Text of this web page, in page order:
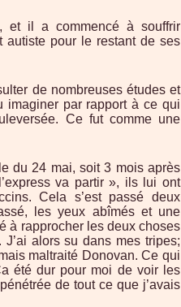
et il a commencé à souffrir
autiste pour le restant de ses
de nombreuses études et
imaginer par rapport à ce qui
Ce fut comme une
du 24 mai, soit 3 mois après
va partir », ils lui ont
Cela s’est passé deux
les yeux abîmés et une
à rapprocher les deux choses
alors su dans mes tripes;
maltraité Donovan. Ce qui
été dur pour moi de voir les
de tout ce que j’avais